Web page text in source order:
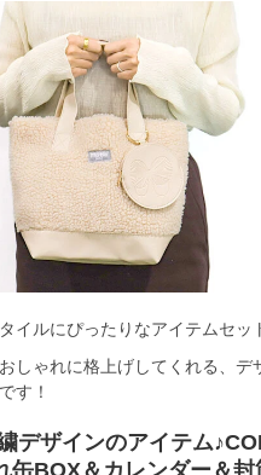
イルにぴったりなアイテムセッ
しゃれに格上げしてくれる、デ
す！
デザインのアイテム